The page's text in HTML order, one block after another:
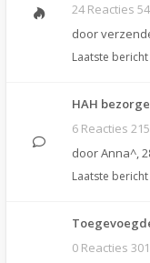
24 Reacties
door
Laatste
HAH
6 Reacties
doorAnna^,
Laatste
0 Reacties